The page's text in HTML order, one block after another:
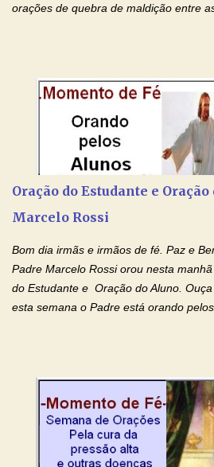
orações de quebra de maldição entre
por estas valiosas orações. Tenham
paz de Jesus Cristo e no amor de
Devoção e Fé Clique para acessar:
Rossi Site Padre Marcelo Rossi (para
Tocai, Cura! E Restaura! "Jesus, no
agora que as águas do meu batismo
gerações, através de todas as raízes
genealógica. Que o Sangue de Jesus,
Oração do Estudante e
Marcelo Rossi
Bom dia irmãs e irmãos de fé. Paz e
Padre Marcelo Rossi orou nesta
do Estudante e Oração do Aluno.
esta semana o Padre está orando
intelectualmente e espiritualmente
amor Ágape de Jesus e no amor
Fique com a paz de Jesus e o amor de
Fé Oração do Estudante I Senhor, eu
inteligente. Prova isto é o fato de eu